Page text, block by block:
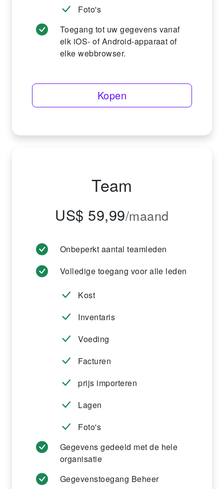
Foto's
Toegang tot uw gegevens vanaf
elk iOS- of Android-apparaat of
elke webbrowser.
Kopen
Team
US$ 59,99/maand
Onbeperkt aantal teamleden
Volledige toegang voor alle leden
Kost
Inventaris
Voeding
Facturen
prijs importeren
Lagen
Foto's
Gegevens gedeeld met de hele
organisatie
Gegevenstoegang Beheer